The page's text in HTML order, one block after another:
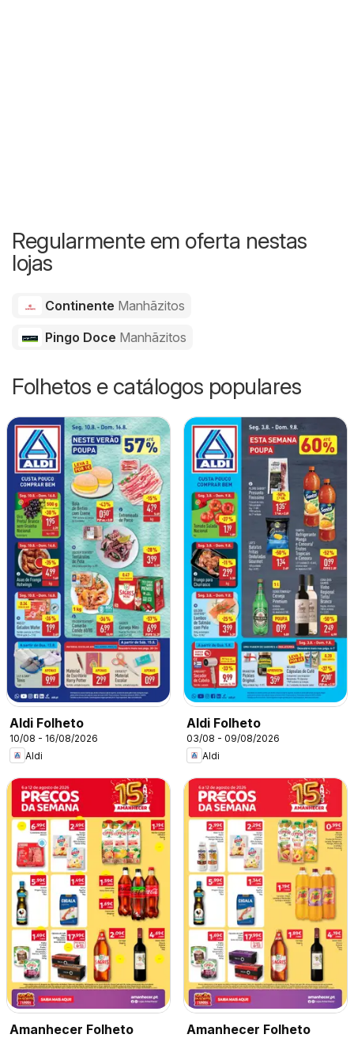
Regularmente em oferta nestas
lojas
Continente Manhãzitos
Pingo Doce Manhãzitos
Folhetos e catálogos populares
Aldi Folheto
10/08 - 16/08/2026
Aldi
Aldi Folheto
03/08 - 09/08/2026
Aldi
Amanhecer Folheto
Amanhecer Folheto